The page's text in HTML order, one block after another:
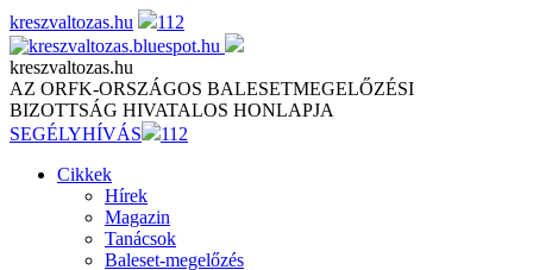
Skip
to
content
kreszvaltozas.hu 112
kreszvaltozas.hu
AZ ORFK-ORSZÁGOS BALESETMEGELŐZÉSI
BIZOTTSÁG HIVATALOS HONLAPJA
SEGÉLYHÍVÁS
112
Cikkek
Hírek
Magazin
Tanácsok
Baleset-megelőzés